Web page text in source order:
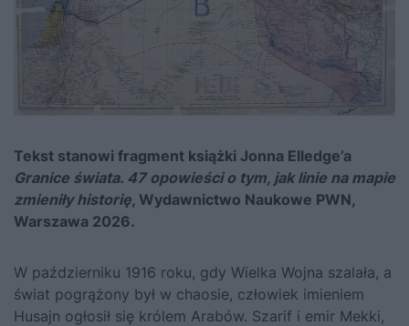
Tekst stanowi fragment książki Jonna Elledge’a
Granice świata. 47 opowieści o tym, jak linie na mapie
zmieniły historię, Wydawnictwo Naukowe PWN,
Warszawa 2026.
W październiku 1916 roku, gdy Wielka Wojna szalała, a
świat pogrą­żony był w chaosie, człowiek imieniem
Husajn ogłosił się królem Ara­bów. Szarif i emir Mekki,